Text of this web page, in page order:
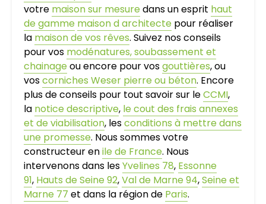
votre maison sur mesuredans un esprit haut
de gamme maison d architecte pour réaliser
la maison de vos rêves. Suivez nos conseils
pour vos modénatures, soubassement et
chainageou encore pour vosgouttières, ou
voscorniches Weser pierre ou béton. Encore
plus de conseils pour tout savoir sur leCCMI,
la notice descriptive, le cout des frais annexes
et de viabilisation, lesconditions à mettre dans
une promesse. Nous sommes votre
constructeur enile de France. Nous
intervenons dans lesYvelines 78, Essonne
91, Hauts de Seine 92,Val de Marne 94,Seine et
Marne 77 et dans la région de Paris.